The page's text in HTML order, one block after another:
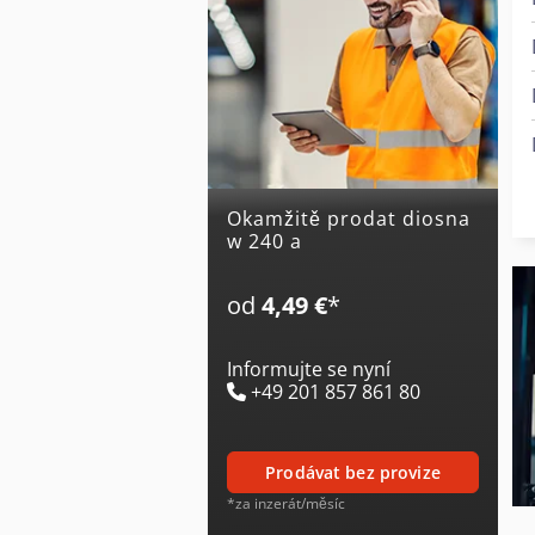
Okamžitě prodat diosna
w 240 a
od 4,49 €*
Informujte se nyní
+49 201 857 861 80
prodávat bez provize
*za inzerát/měsíc